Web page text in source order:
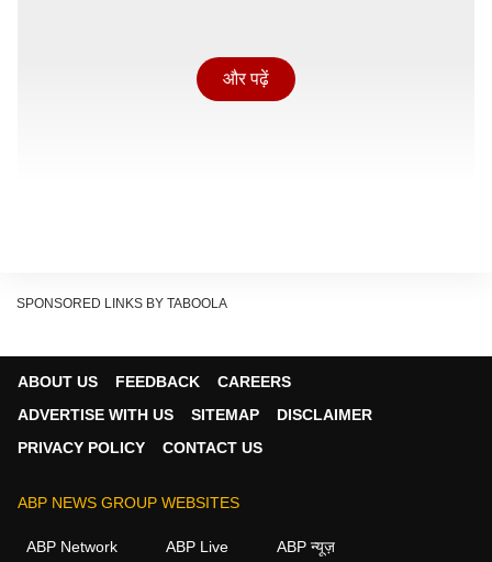
सम्मान करती है. उन्होंने कहा कि संत समाज ने जो चिंताएं सामने रखी
जाएगा.
और पढ़ें
SPONSORED LINKS BY TABOOLA
ABOUT US FEEDBACK
CAREERS
ADVERTISE WITH US
SITEMAP
DISCLAIMER
PRIVACY POLICY
CONTACT US
ABP NEWS GROUP WEBSITES
ABP Network ABP Live ABP न्यूज़